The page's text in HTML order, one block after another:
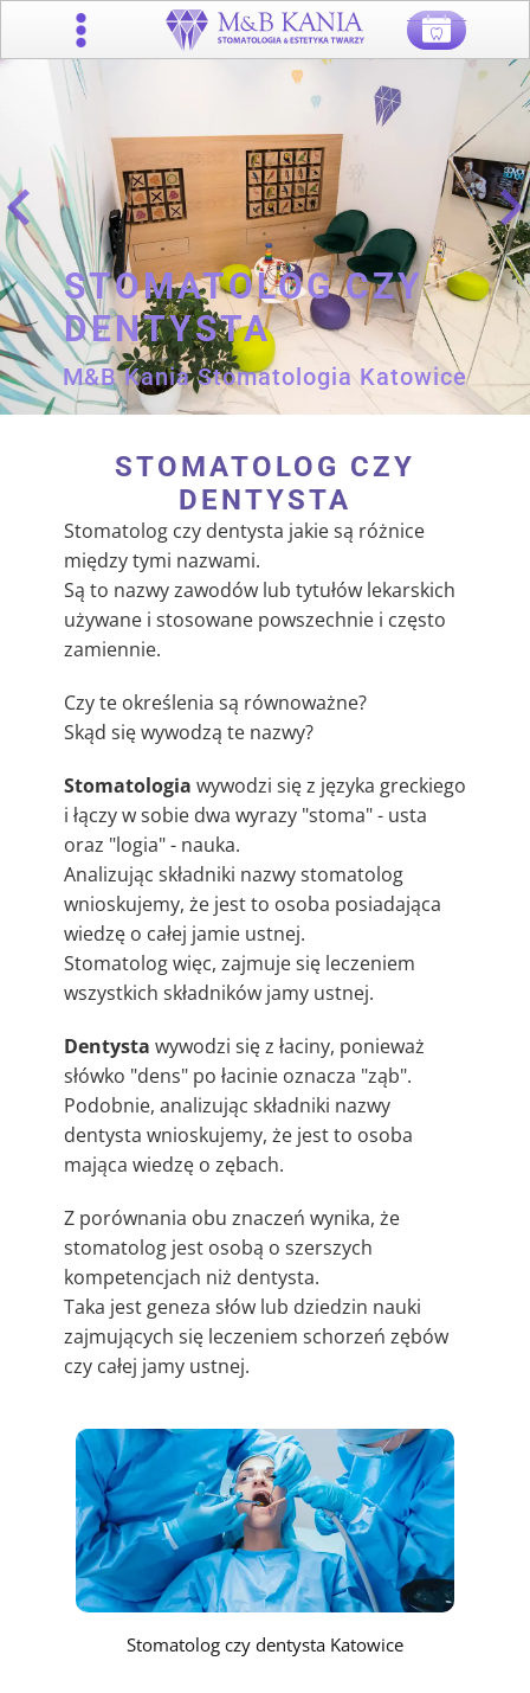
. .
STOMATOLOG CZY
DENTYSTA
M&B Kania Stomatologia Katowice
STOMATOLOG CZY
DENTYSTA
Stomatolog czy dentysta jakie są różnice
między tymi nazwami.
Są to nazwy zawodów lub tytułów lekarskich
używane i stosowane powszechnie i często
zamiennie.
Czy te określenia są równoważne?
Skąd się wywodzą te nazwy?
Stomatologia wywodzi się z języka greckiego
i łączy w sobie dwa wyrazy "stoma" - usta
oraz "logia" - nauka.
Analizując składniki nazwy stomatolog
wnioskujemy, że jest to osoba posiadająca
wiedzę o całej jamie ustnej.
Stomatolog więc, zajmuje się leczeniem
wszystkich składników jamy ustnej.
Dentysta wywodzi się z łaciny, ponieważ
słówko "dens" po łacinie oznacza "ząb".
Podobnie, analizując składniki nazwy
dentysta wnioskujemy, że jest to osoba
mająca wiedzę o zębach.
Z porównania obu znaczeń wynika, że
stomatolog jest osobą o szerszych
kompetencjach niż dentysta.
Taka jest geneza słów lub dziedzin nauki
zajmujących się leczeniem schorzeń zębów
czy całej jamy ustnej.
Stomatolog czy dentysta Katowice